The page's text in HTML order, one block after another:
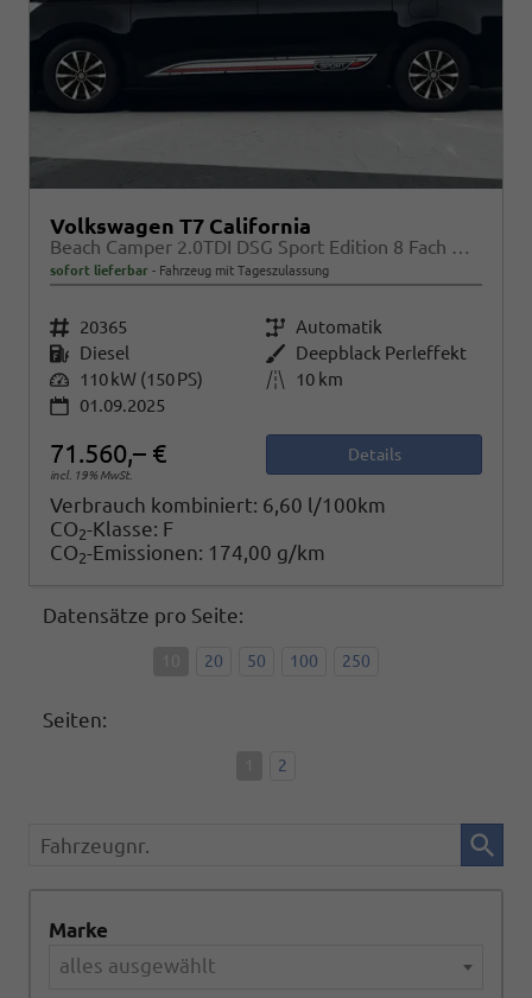
Volkswagen T7 California
Beach Camper 2.0TDI DSG Sport Edition 8 Fach GV5 High+
sofort lieferbar Fahrzeug mit Tageszulassung
Fahrzeugnr. 20365 Getriebe Automatik
Kraftstoff Diesel Außenfarbe Deepblack Perleffekt
Leistung 110 kW (150 PS) Kilometerstand
10 km
01.09.2025
71.560,– €
incl. 19% MwSt.
Details
Verbrauch kombiniert: 6,60 l/100km
CO2-Klasse: F
CO2-Emissionen: 174,00 g/km
Datensätze pro Seite:
20 50 100 250
Seiten:
2
Fahrzeugnr.
Marke
alles ausgewählt